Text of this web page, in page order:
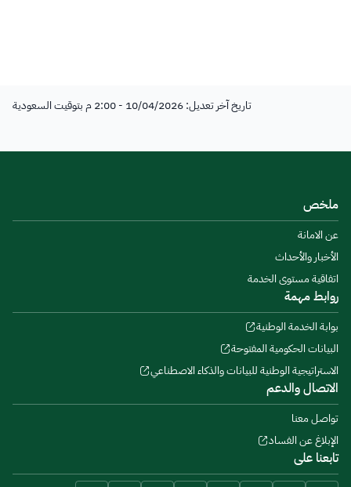
تاريخ آخر تعديل: 10/04/2026 - 2:00 م بتوقيت السعودية
ملخص
عن الامانة
الأخبار والأحداث
اتفاقية مستوى الخدمة
روابط مهمة
بوابة الخدمة الوطنية
البيانات الحكومية المفتوحة
الاستراتيجية الوطنية للبيانات والذكاء الاصطناعي
الاتصال والدعم
تواصل معنا
الإبلاغ عن الفساد
تابعنا على